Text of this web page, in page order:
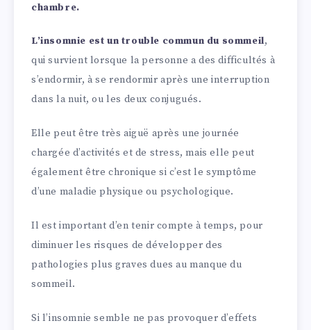
chambre.
L’insomnie est un trouble commun du sommeil,
qui survient lorsque la personne a des difficultés à
s’endormir, à se rendormir après une interruption
dans la nuit, ou les deux conjugués.
Elle peut être très aiguë après une journée
chargée d’activités et de stress, mais elle peut
également être chronique si c’est le symptôme
d’une maladie physique ou psychologique.
Il est important d’en tenir compte à temps, pour
diminuer les risques de développer des
pathologies plus graves dues au manque du
sommeil.
Si l’insomnie semble ne pas provoquer d’effets